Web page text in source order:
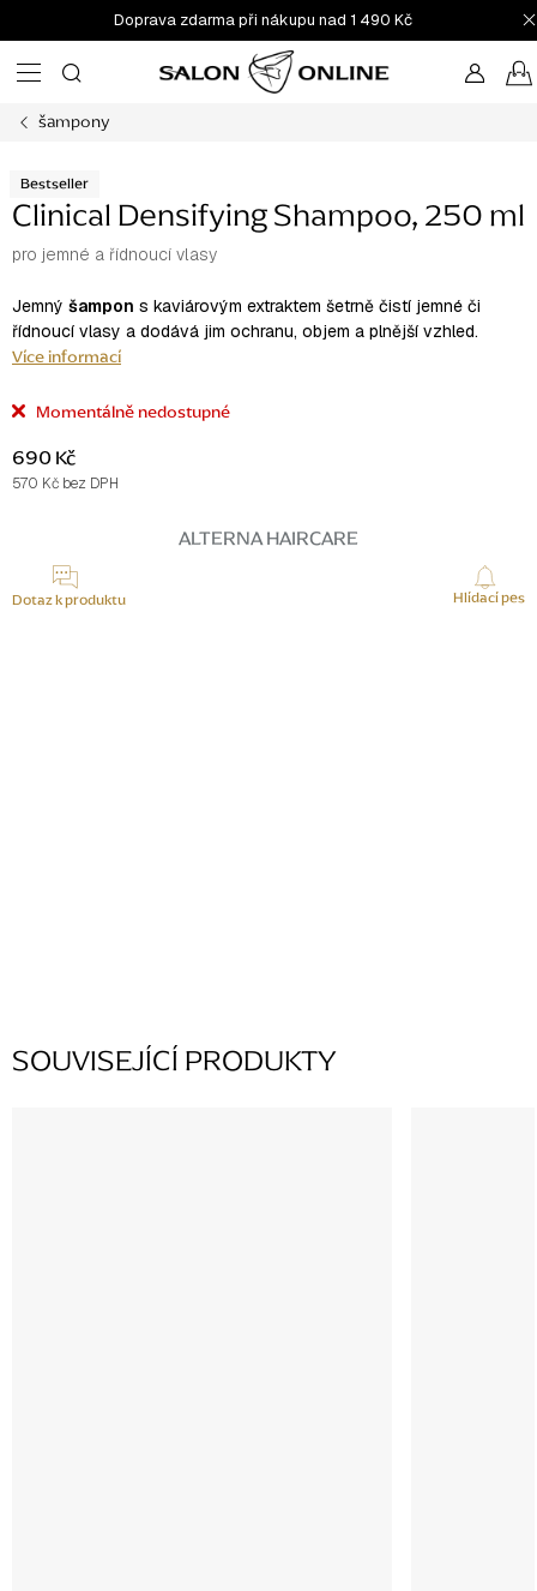
na
obsah
Doprava zdarma při nákupu nad 1 490 Kč
šampony
Bestseller
Clinical Densifying Shampoo, 250 ml
pro jemné a řídnoucí vlasy
Jemný šampon s kaviárovým extraktem šetrně čistí jemné či
řídnoucí vlasy a dodává jim ochranu, objem a plnější vzhled.
Více informací
Momentálně nedostupné
690 Kč
570 Kč bez DPH
ALTERNA HAIRCARE
Dotaz k produktu Hlídací pes
SOUVISEJÍCÍ PRODUKTY